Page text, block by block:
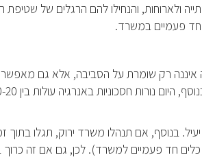
ולארוחות, והנחילו להם הרגלים של שטיפת
חד פעמיים במשרד.
איננה רק שומרת על הסביבה, אלא גם
בנוסף, אם תנהלו משרד ירוק, תגלו בתוך
חד פעמיים למשרד). לכן, גם אם זה כרוך